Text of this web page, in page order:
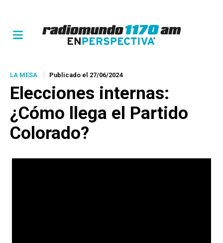
LA MESA Publicado el 27/06/2024
Elecciones internas:
¿Cómo llega el Partido
Colorado?